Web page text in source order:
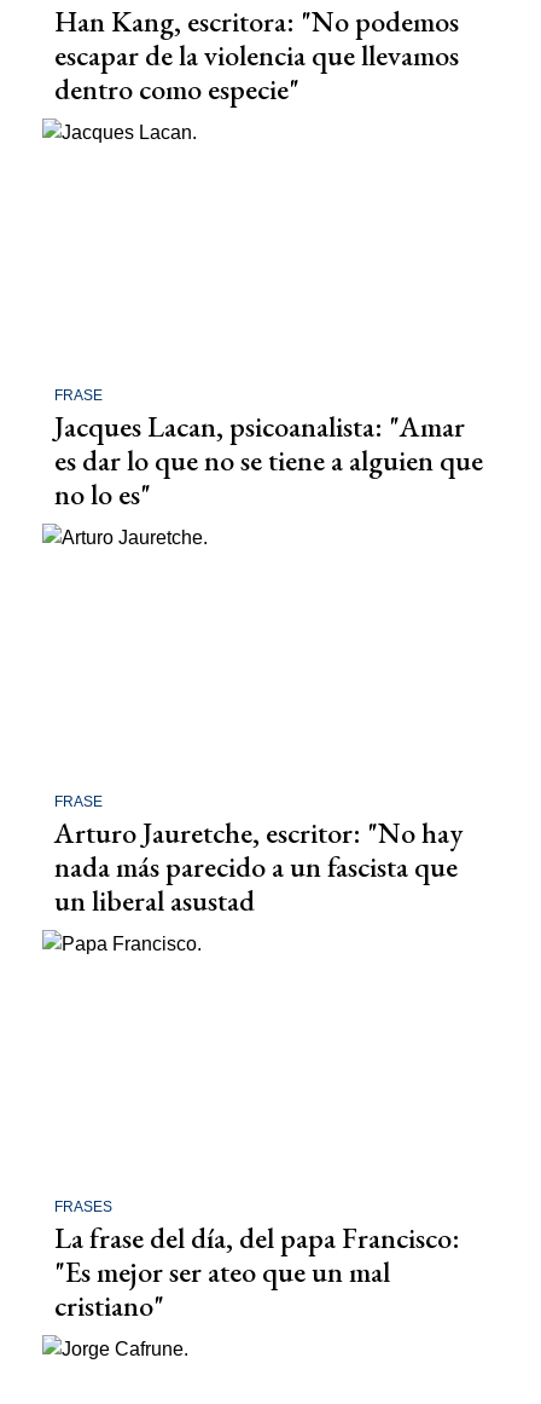
Han Kang, escritora: "No podemos
escapar de la violencia que llevamos
dentro como especie"
FRASE
Jacques Lacan, psicoanalista: "Amar
es dar lo que no se tiene a alguien que
no lo es"
FRASE
Arturo Jauretche, escritor: "No hay
nada más parecido a un fascista que
un liberal asustad
FRASES
La frase del día, del papa Francisco:
"Es mejor ser ateo que un mal
cristiano"